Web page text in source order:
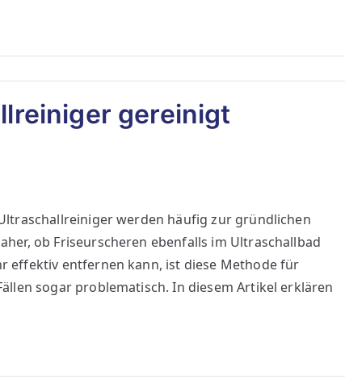
gereinigt
werden häufig zur gründlichen
ob Friseurscheren ebenfalls im Ultraschallbad
effektiv entfernen kann, ist diese Methode für
sogar problematisch. In diesem Artikel erklären